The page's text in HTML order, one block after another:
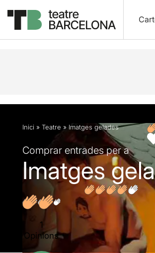
Descripció Fitxa artística
Inici » Teatre » Imatges gelades
Comprar entrades per a
Imatges
1
Opinions